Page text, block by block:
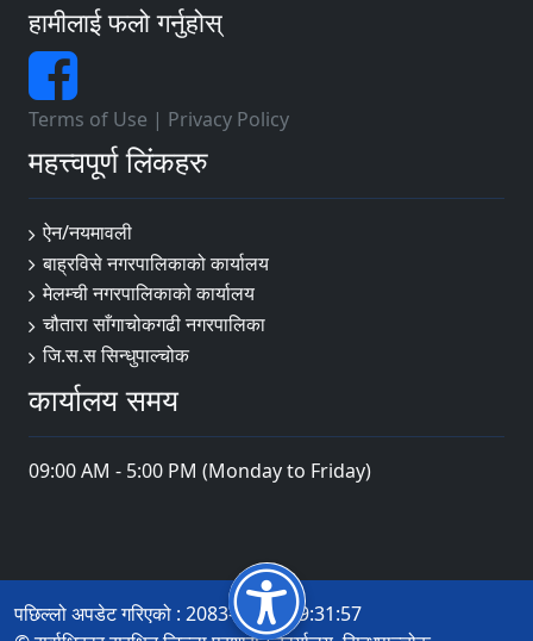
हामीलाई फलो गर्नुहोस्
Terms of Use | Privacy Policy
महत्त्वपूर्ण लिंकहरु
ऐन/नयमावली
बाह्रविसे नगरपालिकाको कार्यालय
मेलम्ची नगरपालिकाको कार्यालय
चौतारा साँगाचोकगढी नगरपालिका
जि.स.स सिन्धुपाल्चोक
कार्यालय समय
09:00 AM - 5:00 PM (Monday to Friday)
पछिल्लो अपडेट गरिएको : 2083-04-20 09:31:57